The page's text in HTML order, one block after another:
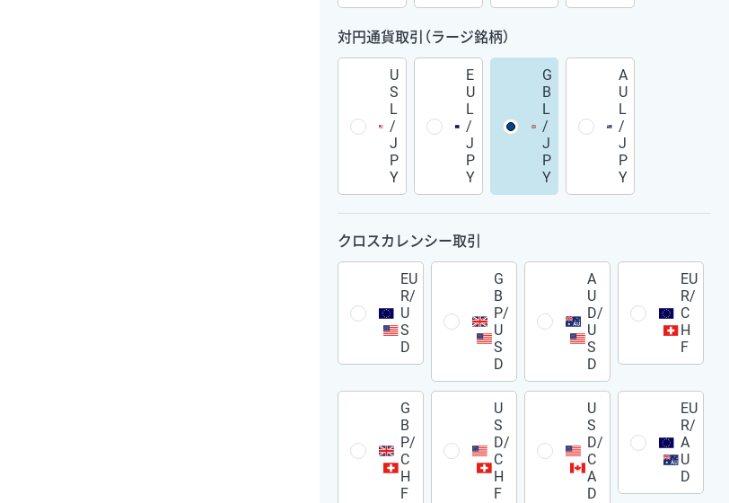
対円通貨取引（ラージ銘柄）
U
S
L
/
J
P
Y
E
U
L
/
J
P
Y
G
B
L
/
J
P
Y
A
U
L
/
J
P
Y
クロスカレンシー取引
EU
R/
U
S
D
G
B
P/
U
S
D
A
U
D/
U
S
D
EU
R/
C
H
F
G
B
P/
C
H
F
U
S
D/
C
H
F
U
S
D/
C
A
D
EU
R/
A
U
D